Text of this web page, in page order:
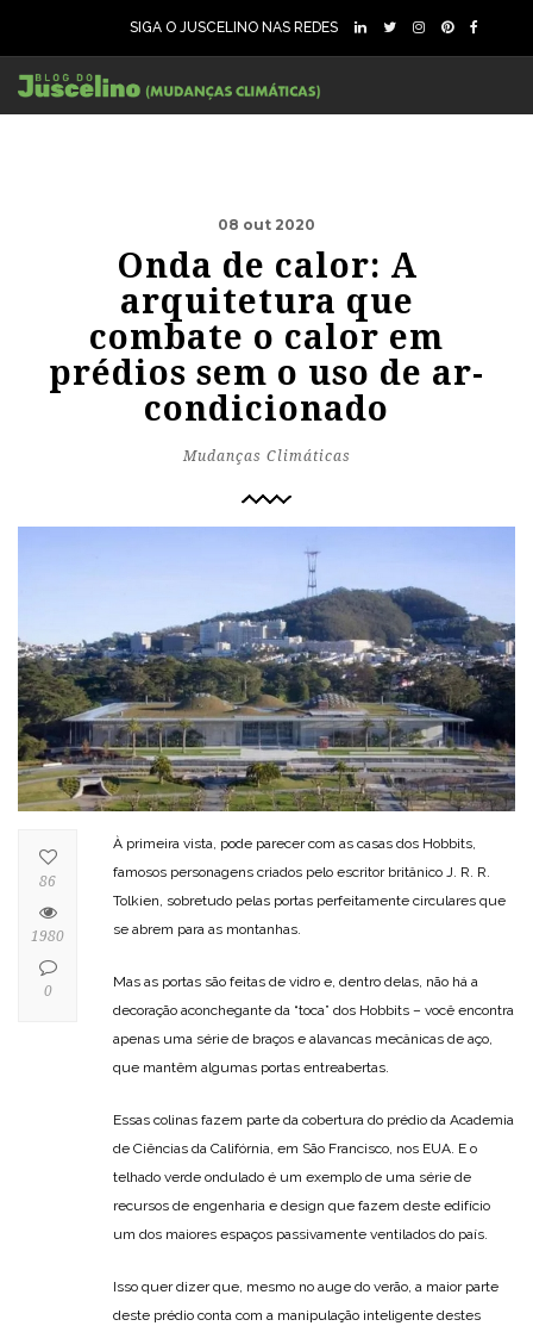
SIGA O JUSCELINO NAS REDES
08 out 2020
Onda de calor: A
arquitetura que
combate o calor em
prédios sem o uso de ar-
condicionado
Mudanças Climáticas
À primeira vista, pode parecer com as casas dos Hobbits,
famosos personagens criados pelo escritor britânico J. R. R.
Tolkien, sobretudo pelas portas perfeitamente circulares que
se abrem para as montanhas.
Mas as portas são feitas de vidro e, dentro delas, não há a
decoração aconchegante da “toca” dos Hobbits – você encontra
apenas uma série de braços e alavancas mecânicas de aço,
que mantêm algumas portas entreabertas.
Essas colinas fazem parte da cobertura do prédio da Academia
de Ciências da Califórnia, em São Francisco, nos EUA. E o
telhado verde ondulado é um exemplo de uma série de
recursos de engenharia e design que fazem deste edifício
um dos maiores espaços passivamente ventilados do país.
Isso quer dizer que, mesmo no auge do verão, a maior parte
deste prédio conta com a manipulação inteligente destes
86
1980
0